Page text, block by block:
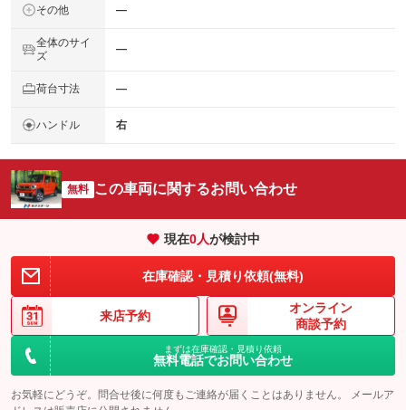
その他 ―
全体のサイ
ズ
―
荷台寸法 ―
ハンドル 右
無料 この車両に関するお問い合わせ
現在0人が検討中
在庫確認・見積り依頼(無料)
来店予約
オンライン
商談予約
まずは在庫確認・見積り依頼
無料電話でお問い合わせ
お気軽にどうぞ。問合せ後に何度もご連絡が届くことはありません。 メールア